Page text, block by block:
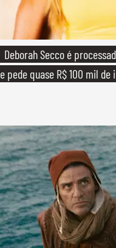
Secco é
pede quase R$ 100 mil de